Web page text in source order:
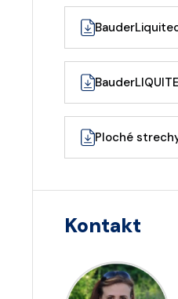
Ploché
Kontakt